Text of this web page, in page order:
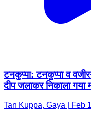
टनकुप्पा: टनकुप्पा व
दीप जलाकर निकाला
Tan Kuppa, Gaya | Feb